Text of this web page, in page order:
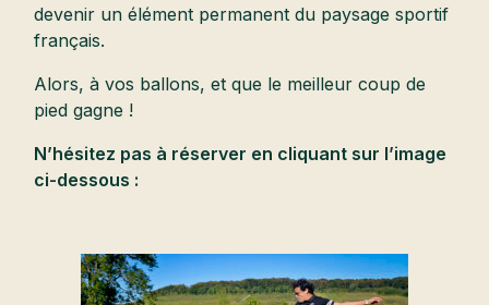
devenir un élément permanent du paysage sportif
français.
Alors, à vos ballons, et que le meilleur coup de
pied gagne !
N’hésitez pas à réserver en cliquant sur l’image
ci-dessous :